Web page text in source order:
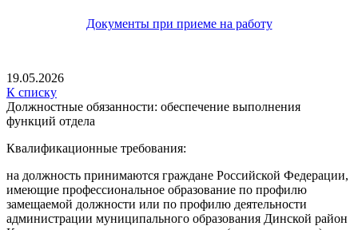
Документы при приеме на работу
19.05.2026
К списку
Должностные обязанности: обеспечение выполнения
функций отдела
Квалификационные требования:
на должность принимаются граждане Российской Федерации,
имеющие профессиональное образование по профилю
замещаемой должности или по профилю деятельности
администрации муниципального образования Динской район